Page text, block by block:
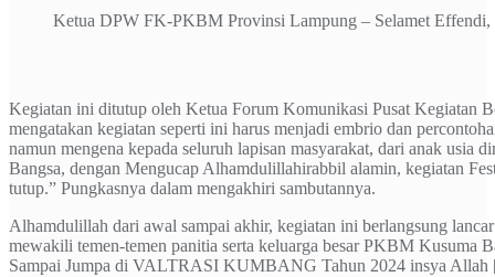
Ketua DPW FK-PKBM Provinsi Lampung – Selamet Effendi,
Kegiatan ini ditutup oleh Ketua Forum Komunikasi Pusat Kegiatan
mengatakan kegiatan seperti ini harus menjadi embrio dan
namun mengena kepada seluruh lapisan masyarakat, dari anak
Bangsa, dengan Mengucap Alhamdulillahirabbil alamin, kegiatan
tutup.” Pungkasnya dalam mengakhiri sambutannya.
Alhamdulillah dari awal sampai akhir, kegiatan ini berlangsung
mewakili temen-temen panitia serta keluarga besar PKBM Kusuma
Sampai Jumpa di VALTRASI KUMBANG Tahun 2024 insya Allah